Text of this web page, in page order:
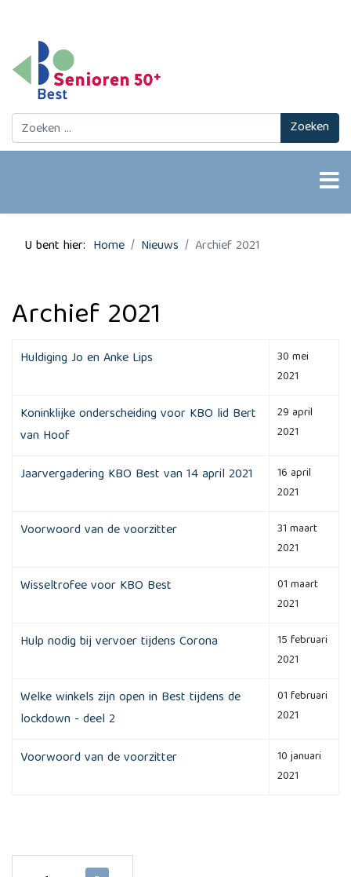
Zoeken Zoeken
U bent hier: Home Nieuws Archief 2021
Archief 2021
Huldiging Jo en Anke Lips
30 mei
2021
Koninklijke onderscheiding voor KBO lid Bert
van Hoof
29 april
2021
Jaarvergadering KBO Best van 14 april 2021
16 april
2021
Voorwoord van de voorzitter
31 maart
2021
Wisseltrofee voor KBO Best
01 maart
2021
Hulp nodig bij vervoer tijdens Corona
15 februari
2021
Welke winkels zijn open in Best tijdens de
lockdown - deel 2
01 februari
2021
Voorwoord van de voorzitter
10 januari
2021